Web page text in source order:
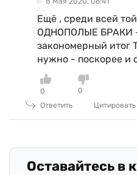
Ещё , среди всей
ОДНОПОЛЫЕ БРАКИ -
закономерный итог
нужно - поскорее и
0
0
Ответить
Цитировать
Оставайтесь в